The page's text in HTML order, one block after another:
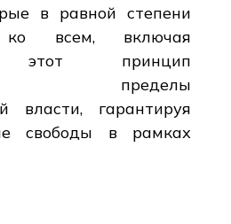
в равной степени
ко всем, включая
этот принцип
пределы
власти, гарантируя
свободы в рамках